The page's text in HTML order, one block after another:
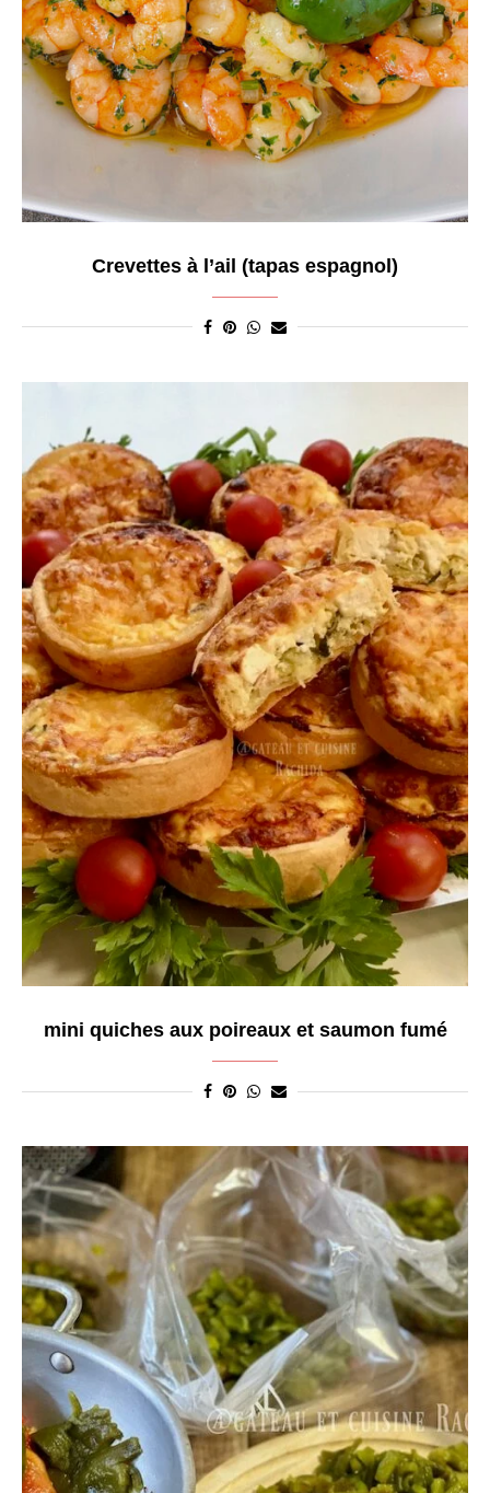
Crevettes à l’ail (tapas espagnol)
mini quiches aux poireaux et saumon fumé